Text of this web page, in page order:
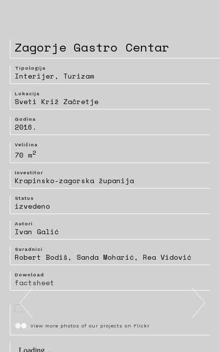
Zagorje Gastro Centar
Tipologija
Interijer, Turizam
Lokacija
Sveti Križ Začretje
Godina
2016.
Veličina
70 m2
Investitor
Krapinsko-zagorska županija
Status
izvedeno
Autori
Ivan Galić
Suradnici
Robert Bodiš, Sanda Moharić, Rea Vidović
Download
factsheet
View more photos of our projects on Flickr